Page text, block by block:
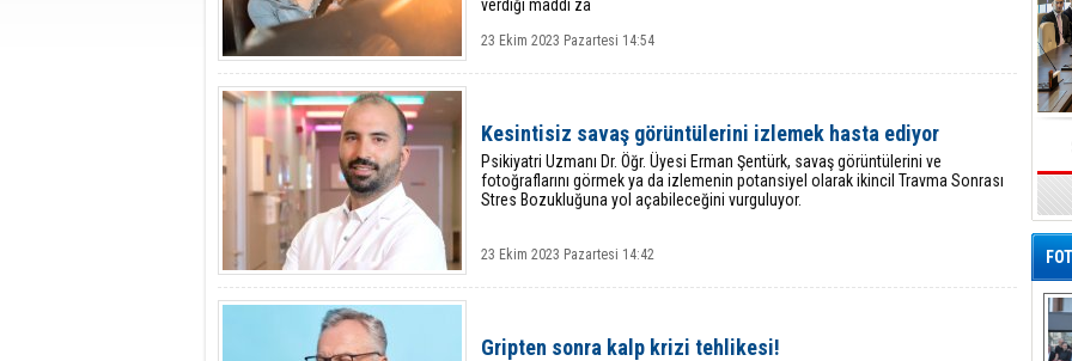
verdiği maddi za
23 Ekim 2023 Pazartesi 14:54
Kesintisiz savaş görüntülerini izlemek hasta ediyor
Psikiyatri Uzmanı Dr. Öğr. Üyesi Erman Şentürk, savaş görüntülerini ve
fotoğraflarını görmek ya da izlemenin potansiyel olarak ikincil Travma Sonrası
Stres Bozukluğuna yol açabileceğini vurguluyor.
23 Ekim 2023 Pazartesi 14:42
Gripten sonra kalp krizi tehlikesi!